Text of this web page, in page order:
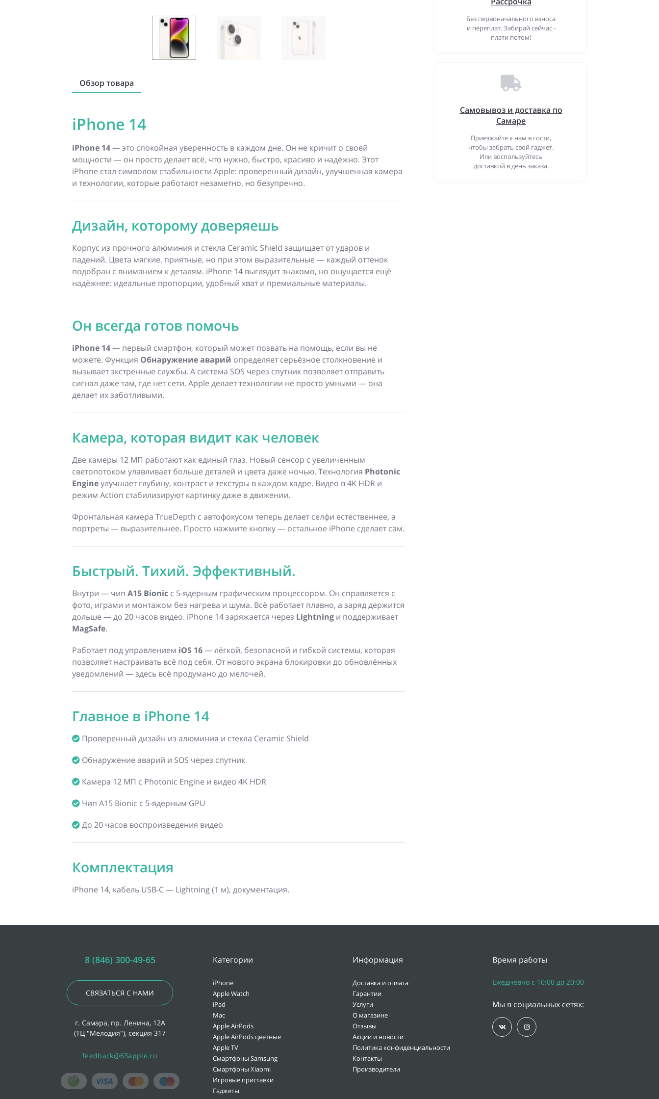
Обзор товара
iPhone 14
iPhone 14— это спокойная уверенность в каждом дне. Он не кричит о своей
мощности — он просто делает всё, что нужно, быстро, красиво и надёжно. Этот
iPhone стал символом стабильности Apple: проверенный дизайн, улучшенная камера
и технологии, которые работают незаметно, но безупречно.
Дизайн, которому доверяешь
Корпус из прочного алюминия и стекла Ceramic Shield защищает от ударов и
падений. Цвета мягкие, приятные, но при этом выразительные — каждый оттенок
подобран с вниманием к деталям. iPhone 14 выглядит знакомо, но ощущается ещё
надёжнее: идеальные пропорции, удобный хват и премиальные материалы.
Он всегда готов помочь
iPhone 14— первый смартфон, который может позвать на помощь, если вы не
можете. Функция Обнаружение аварий определяет серьёзное столкновение и
вызывает экстренные службы. А система SOS через спутник позволяет отправить
сигнал даже там, где нет сети. Apple делает технологии не просто умными — она
делает их заботливыми.
Камера, которая видит как человек
Две камеры 12 МП работают как единый глаз. Новый сенсор с увеличенным
светопотоком улавливает больше деталей и цвета даже ночью. Технология Photonic
Engineулучшает глубину, контраст и текстуры в каждом кадре. Видео в 4K HDR и
режим Action стабилизируют картинку даже в движении.
Фронтальная камера TrueDepth с автофокусом теперь делает селфи естественнее, а
портреты — выразительнее. Просто нажмите кнопку — остальное iPhone сделает сам.
Быстрый. Тихий. Эффективный.
Внутри — чип A15 Bionic с 5-ядерным графическим процессором. Он справляется с
фото, играми и монтажом без нагрева и шума. Всё работает плавно, а заряд держится
дольше — до 20 часов видео. iPhone 14 заряжается через Lightning и поддерживает
MagSafe.
Работает под управлением iOS 16— лёгкой, безопасной и гибкой системы, которая
позволяет настраивать всё под себя. От нового экрана блокировки до обновлённых
уведомлений — здесь всё продумано до мелочей.
Главное в iPhone 14
Проверенный дизайн из алюминия и стекла Ceramic Shield
Обнаружение аварий и SOS через спутник
Камера 12 МП с Photonic Engine и видео 4K HDR
Чип A15 Bionic с 5-ядерным GPU
До 20 часов воспроизведения видео
Комплектация
iPhone 14, кабель USB-C — Lightning (1 м), документация.
Без первоначального взноса
и переплат. Забирай сейчас -
плати потом!
Самовывоз и доставка по
Самаре
Приезжайте к нам в гости,
чтобы забрать свой гаджет.
Или воспользуйтесь
доставкой в день заказа.
8 (846) 300-49-65
СВЯЗАТЬСЯ С НАМИ
г. Самара, пр. Ленина, 12А
(ТЦ "Мелодия"), секция 317
feedback@63apple.ru
Категории
iPhone
Apple Watch
iPad
Mac
Apple AirPods
Apple AirPods цветные
Apple TV
Смартфоны Samsung
Смартфоны Xiaomi
Игровые приставки
Гаджеты
Информация
Доставка и оплата
Гарантии
Услуги
О магазине
Отзывы
Акции и новости
Политика конфиденциальности
Контакты
Производители
Время работы
Ежедневно с 10:00 до 20:00
Мы в социальных сетях: